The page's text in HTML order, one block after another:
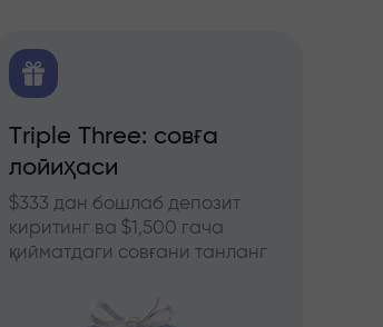
Triple Three: совға
лойиҳаси
$333 дан бошлаб депозит
киритинг ва $1,500 гача
қийматдаги совғани танланг